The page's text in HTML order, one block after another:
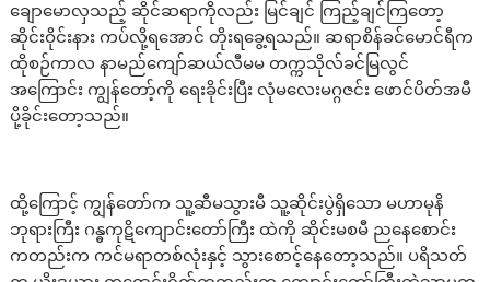
ချောမောလှသည့် ဆိုင်ဆရာကိုလည်း မြင်ချင် ကြည့်ချင်ကြတော့
ဆိုင်းဝိုင်းနား ကပ်လို့ရအောင် တိုးရခွေ့ရသည်။ ဆရာစိန်ခင်မောင်ရီက
ထိုစဉ်ကာလ နာမည်ကျော်ဆယ်လီမမ တက္ကသိုလ်ခင်မြလွင်
အကြောင်း ကျွန်တော့်ကို ရေးခိုင်းပြီး လုံမလေးမဂ္ဂဇင်း ဖောင်ပိတ်အမီ
ပို့ခိုင်းတော့သည်။
ထို့ကြောင့် ကျွန်တော်က သူ့ဆီမသွားမီ သူ့ဆိုင်းပွဲရှိသော မဟာမုနိ
ဘုရားကြီး ဂန္ဓကုဋိကျောင်းတော်ကြီး ထဲကို ဆိုင်းမစမီ ညနေစောင်း
ကတည်းက ကင်မရာတစ်လုံးနှင့် သွားစောင့်နေတော့သည်။ ပရိသတ်